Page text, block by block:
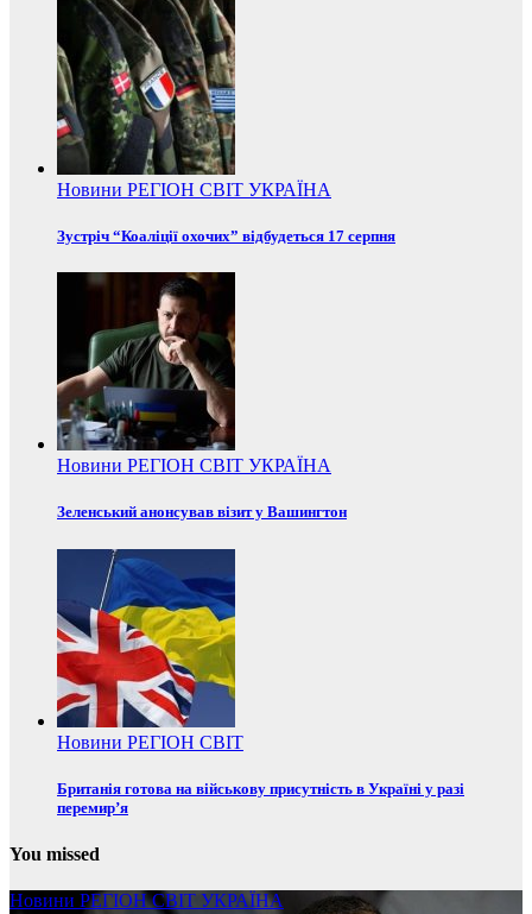
Новини РЕГІОН СВІТ УКРАЇНА
Зустріч “Коаліції охочих” відбудеться 17 серпня
Новини РЕГІОН СВІТ УКРАЇНА
Зеленський анонсував візит у Вашингтон
Новини РЕГІОН СВІТ
Британія готова на військову присутність в Україні у разі
перемир’я
You missed
Новини РЕГІОНСВІТ УКРАЇНА